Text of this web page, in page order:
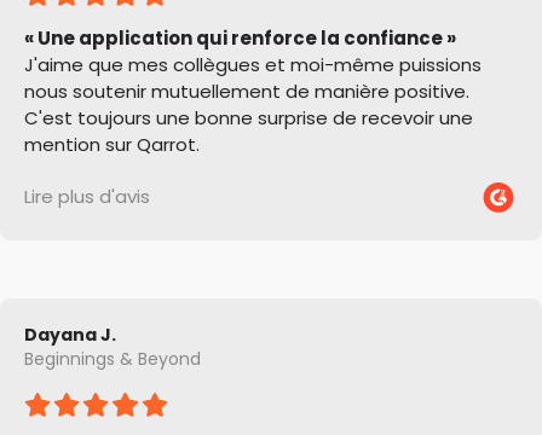
« Une application qui renforce la confiance »
J'aime que mes collègues et moi-même puissions
nous soutenir mutuellement de manière positive.
C'est toujours une bonne surprise de recevoir une
mention sur Qarrot.
Lire plus d'avis
Dayana J.
Beginnings & Beyond